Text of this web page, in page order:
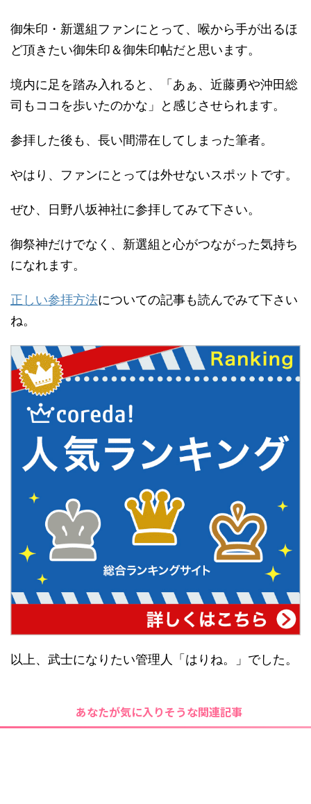
御朱印・新選組ファンにとって、喉から手が出るほ
ど頂きたい御朱印＆御朱印帖だと思います。
境内に足を踏み入れると、「あぁ、近藤勇や沖田総
司もココを歩いたのかな」と感じさせられます。
参拝した後も、長い間滞在してしまった筆者。
やはり、ファンにとっては外せないスポットです。
ぜひ、日野八坂神社に参拝してみて下さい。
御祭神だけでなく、新選組と心がつながった気持ち
になれます。
正しい参拝方法についての記事も読んでみて下さい
ね。
以上、武士になりたい管理人「はりね。」でした。
あなたが気に入りそうな関連記事